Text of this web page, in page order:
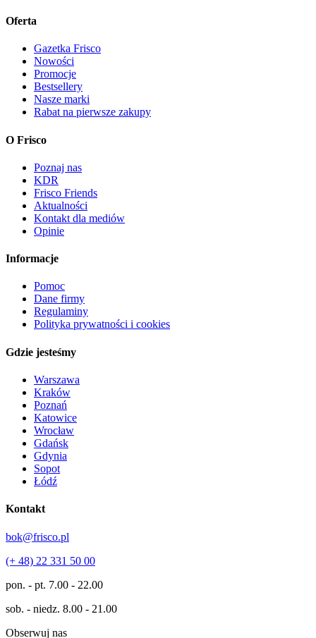
Oferta
Gazetka Frisco
Nowości
Promocje
Bestsellery
Nasze marki
Rabat na pierwsze zakupy
O Frisco
Poznaj nas
KDR
Frisco Friends
Aktualności
Kontakt dla mediów
Opinie
Informacje
Pomoc
Dane firmy
Regulaminy
Polityka prywatności i cookies
Gdzie jesteśmy
Warszawa
Kraków
Poznań
Katowice
Wrocław
Gdańsk
Gdynia
Sopot
Łódź
Kontakt
bok@frisco.pl
(+ 48) 22 331 50 00
pon. - pt. 7.00 - 22.00
sob. - niedz. 8.00 - 21.00
Obserwuj nas